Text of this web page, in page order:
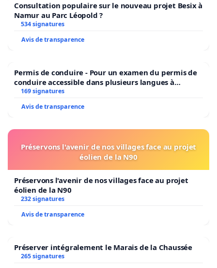
Consultation populaire sur le nouveau projet Besix à
Namur au Parc Léopold ?
534 signatures
Avis de transparence
Permis de conduire - Pour un examen du permis de
conduire accessible dans plusieurs langues à
Bruxelles
169 signatures
Avis de transparence
Préservons l'avenir de nos villages face au projet
éolien de la N90
Préservons l'avenir de nos villages face au projet
éolien de la N90
232 signatures
Avis de transparence
Préserver intégralement le Marais de la Chaussée
265 signatures